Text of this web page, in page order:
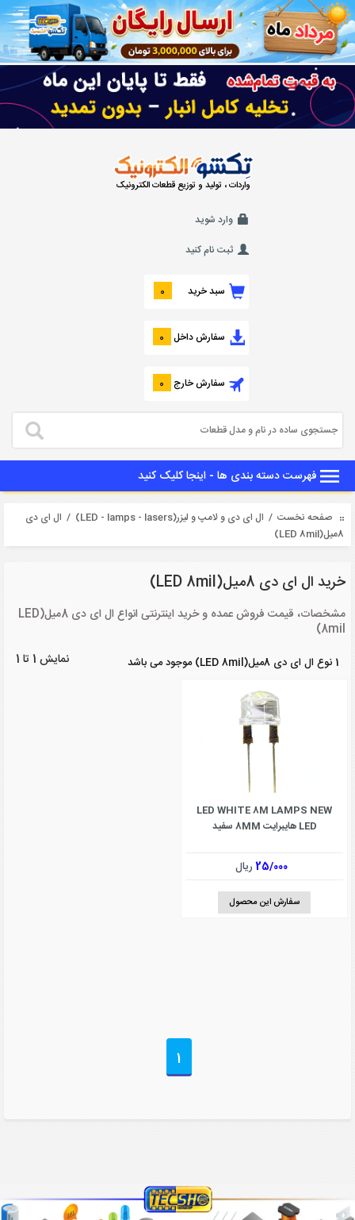
واردات ، تولید و توزیع قطعات الکترونیک
وارد شوید
ثبت نام کنید
سبد خرید 0
سفارش داخل 0
سفارش خارج 0
فهرست دسته بندی ها - اینجا کلیک کنید
صفحه نخست / ال ای دی و لامپ و لیزر(LED - lamps - lasers)
/ ال ای دی
8میل(LED 8mil)
خرید ال ای دی 8میل(LED 8mil)
مشخصات، قیمت فروش عمده و خرید اینترنتی انواع ال ای دی 8میل(LED
8mil)
1 نوع ال ای دی 8میل(LED 8mil) موجود می باشد نمایش 1 تا 1
LED WHITE 8M LAMPS NEW
LED هایبرایت 8MM سفید
25/000ریال
سفارش این محصول
1